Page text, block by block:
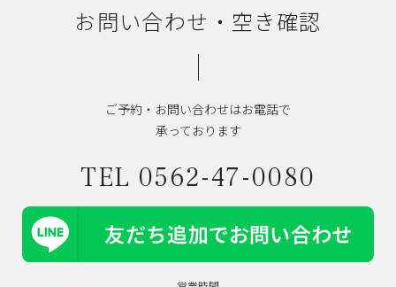
お問い合わせ・空き確認
ご予約・お問い合わせはお電話で
承っております
TEL 0562-47-0080